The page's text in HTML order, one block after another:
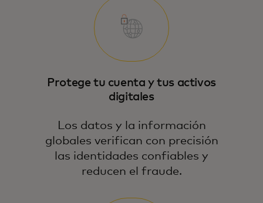
Protege tu cuenta y tus activos
digitales
Los datos y la información
globales verifican con precisión
las identidades confiables y
reducen el fraude.